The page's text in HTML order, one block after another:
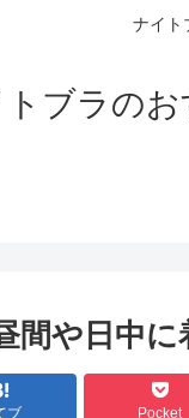
ナイト
ブラのお
や日中に
ブ Pocket